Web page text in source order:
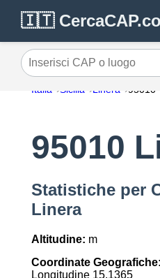
🇮🇹
Inserisci CAP o luogo
Italia Sicilia Linera 95010
95010
Statistiche per
Linera
Altitudine: m
Coordinate Geografiche:
Longitudine 15.1365